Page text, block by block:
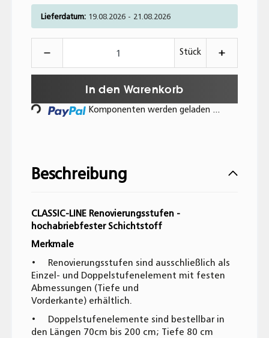
Lieferdatum: 19.08.2026 - 21.08.2026
Stück
In den Warenkorb
Komponenten werden geladen ...
Beschreibung
CLASSIC-LINE Renovierungsstufen -
hochabriebfester Schichtstoff
Merkmale
• Renovierungsstufen sind ausschließlich als
Einzel- und Doppelstufenelement mit festen
Abmessungen (Tiefe und
Vorderkante) erhältlich.
• Doppelstufenelemente sind bestellbar in
den Längen 70cm bis 200 cm; Tiefe 80 cm